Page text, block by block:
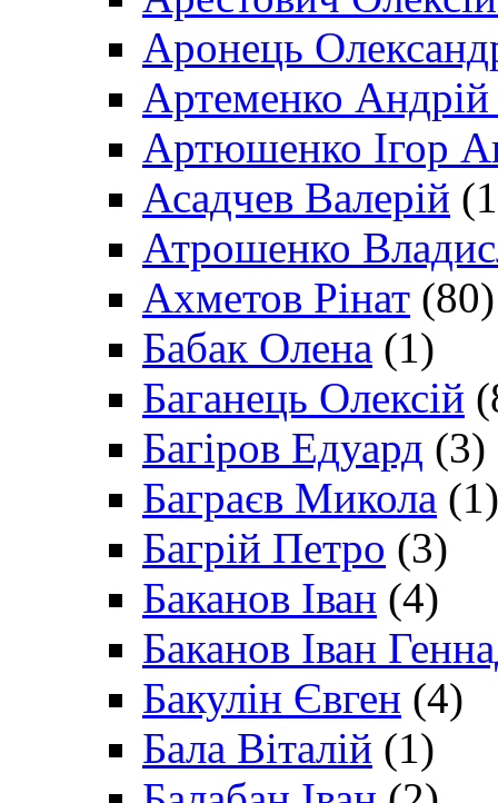
Аронець
Артеменко Андрій
Артюшенко Ігор
Асадчев Валерій
Атрошенко
Ахметов Рінат (80)
Бабак Олена (1)
Баганець Олексій
Багіров Едуард (3)
Баграєв Микола (1)
Багрій Петро (3)
Баканов Іван (4)
Баканов Іван
Бакулін Євген (4)
Бала Віталій (1)